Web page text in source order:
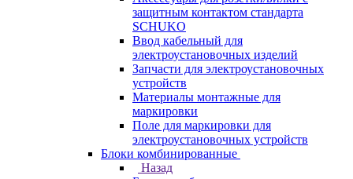
защитным контактом стандарта
SCHUKO
Ввод кабельный для
электроустановочных изделий
Запчасти для электроустановочных
устройств
Материалы монтажные для
маркировки
Поле для маркировки для
электроустановочных устройств
Блоки комбинированные
Назад